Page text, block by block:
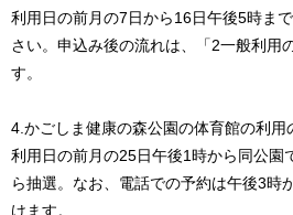
利用日の前月の7日から16日午後5時ま
さい。申込み後の流れは、「2一般利用
す。
4.かごしま健康の森公園の体育館の利用
利用日の前月の25日午後1時から同公園
ら抽選。なお、電話での予約は午後3時
けます。